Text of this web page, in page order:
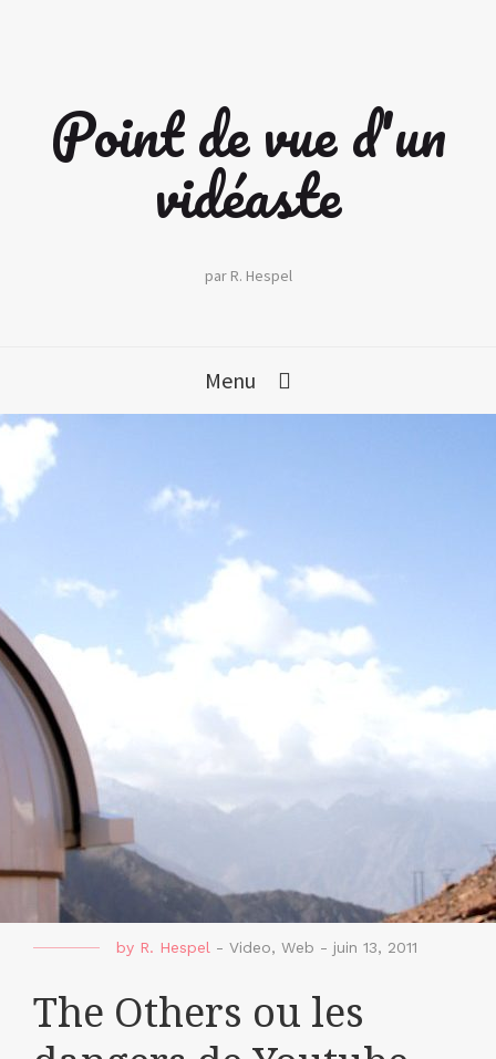
Point de vue d'un
vidéaste
par R. Hespel
Menu
by R. Hespel - Video, Web - juin 13, 2011
The Others ou les